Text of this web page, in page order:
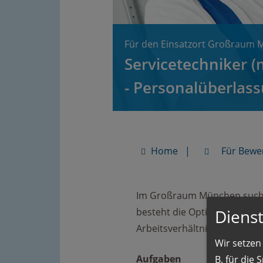
Für den Einsatzort Großraum
Servicetechniker
-
Home Für
Im Großraum München
besteht die Option zur
Arbeitsverhältnis.
Aufgaben
Wir
B. für die